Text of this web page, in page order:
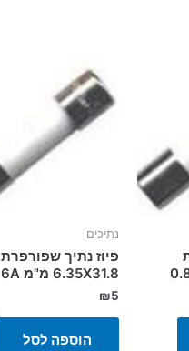
נתיכים
פיוז נתיך שפורפרת
6.35X31.8 מ"מ 6A
₪5
הוספה לסל